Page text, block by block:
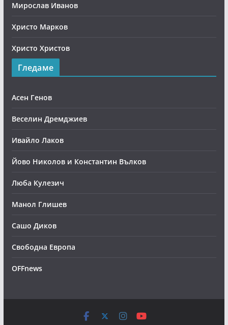
Мирослав Иванов
Христо Марков
Христо Христов
Гледаме
Асен Генов
Веселин Дремджиев
Ивайло Лаков
Йово Николов и Константин Вълков
Люба Кулезич
Манол Глишев
Сашо Диков
Свободна Европа
OFFnews